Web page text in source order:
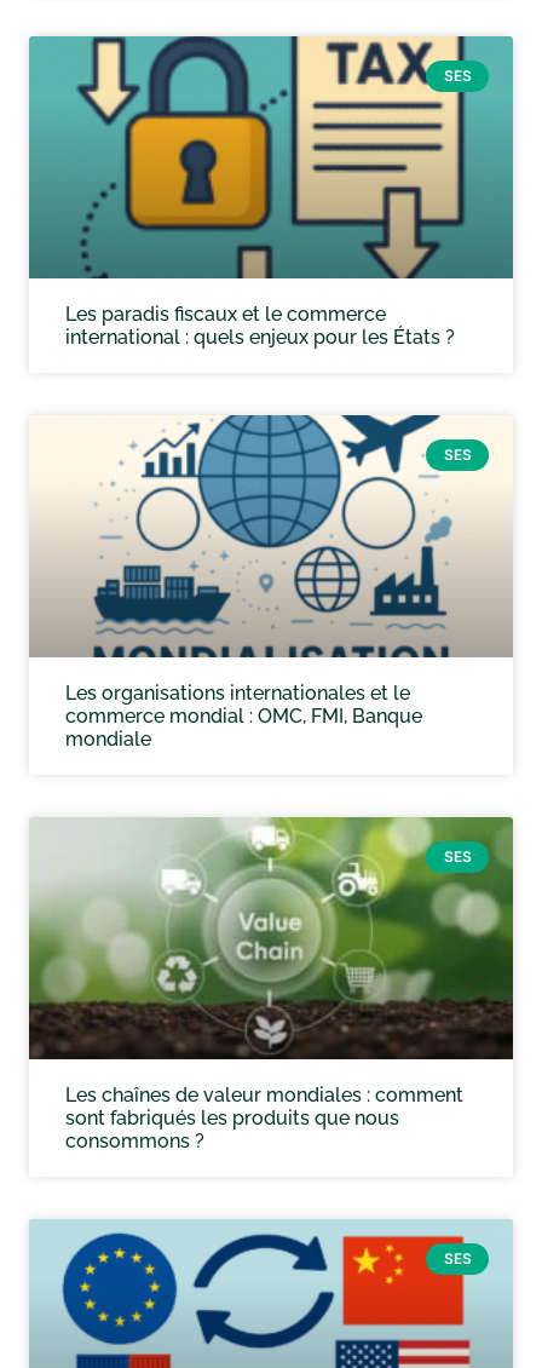
SES
Les paradis fiscaux et le commerce
international : quels enjeux pour les États ?
SES
Les organisations internationales et le
commerce mondial : OMC, FMI, Banque
mondiale
SES
Les chaînes de valeur mondiales : comment
sont fabriqués les produits que nous
consommons ?
SES